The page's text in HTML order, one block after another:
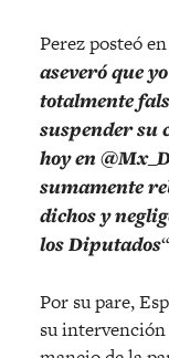
Perez posteó
aseveró que
totalmente
suspender su
hoy en
sumamente
dichos y
los Diputados
Por su pare,
su